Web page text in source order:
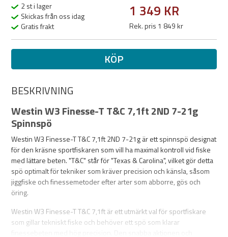
2 st i lager
Skickas från oss idag
Gratis frakt
1 349 KR
Rek. pris 1 849 kr
KÖP
BESKRIVNING
Westin W3 Finesse-T T&C 7,1ft 2ND 7-21g
Spinnspö
Westin W3 Finesse-T T&C 7,1ft 2ND 7-21g är ett spinnspö designat
för den kräsne sportfiskaren som vill ha maximal kontroll vid fiske
med lättare beten. "T&C" står för "Texas & Carolina", vilket gör detta
spö optimalt för tekniker som kräver precision och känsla, såsom
jiggfiske och finessemetoder efter arter som abborre, gös och
öring.
Westin W3 Finesse-T T&C 7,1ft är ett utmärkt val för sportfiskare
som gillar tekniskt fiske och behöver ett spö som klarar